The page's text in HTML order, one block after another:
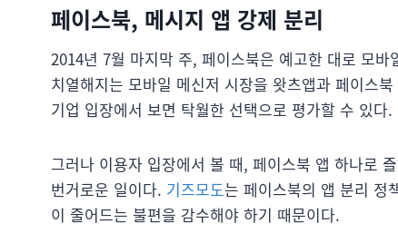
페이스북, 메시지 앱 강제 분리
2014년 7월 마지막 주, 페이스북은 예고한 대로 모
치열해지는 모바일 메신저 시장을 왓츠앱과 페이스
기업 입장에서 보면 탁월한 선택으로 평가할 수 있다.
그러나 이용자 입장에서 볼 때, 페이스북 앱 하나로
번거로운 일이다. 기즈모도는 페이스북의 앱 분리 정
이 줄어드는 불편을 감수해야 하기 때문이다.